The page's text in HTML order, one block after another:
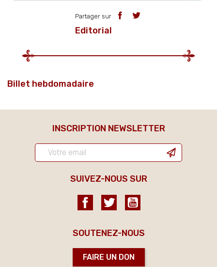
Partager sur
Editorial
Billet hebdomadaire
INSCRIPTION NEWSLETTER
SUIVEZ-NOUS SUR
FacebookTwitter
SOUTENEZ-NOUS
FAIRE UN DON